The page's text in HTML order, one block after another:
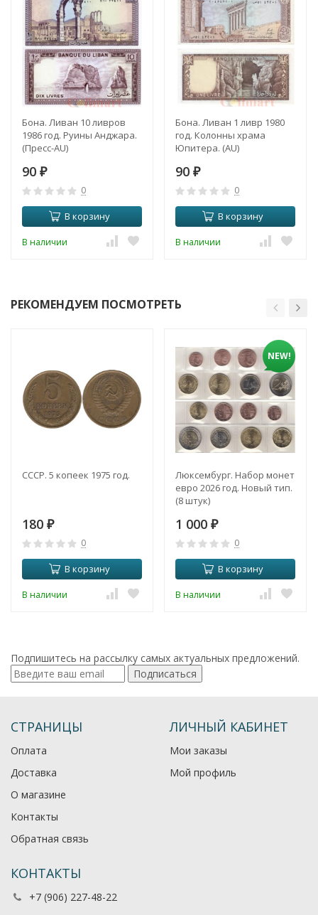
Бона. Ливан 10 ливров
1986 год. Руины Анджара.
(Пресc-AU)
90 ₽
0
В корзину
В наличии
Бона. Ливан 1 ливр 1980
год. Колонны храма
Юпитера. (AU)
90 ₽
0
В корзину
В наличии
РЕКОМЕНДУЕМ ПОСМОТРЕТЬ
СССР. 5 копеек 1975 год.
180 ₽
0
В корзину
В наличии
NEW!
Люксембург. Набор монет
евро 2026 год. Новый тип.
(8 штук)
1 000 ₽
0
В корзину
В наличии
Подпишитесь на рассылку самых актуальных предложений.
Подписаться
СТРАНИЦЫ
Оплата
Доставка
О магазине
Контакты
Обратная связь
ЛИЧНЫЙ КАБИНЕТ
Мои заказы
Мой профиль
КОНТАКТЫ
+7 (906) 227-48-22